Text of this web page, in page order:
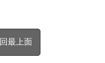
回最上面